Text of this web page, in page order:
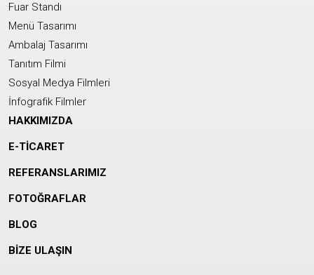
Fuar Standı
Menü Tasarımı
Ambalaj Tasarımı
Tanıtım Filmi
Sosyal Medya Filmleri
İnfografik Filmler
HAKKIMIZDA
E-TİCARET
REFERANSLARIMIZ
FOTOĞRAFLAR
BLOG
BİZE ULAŞIN